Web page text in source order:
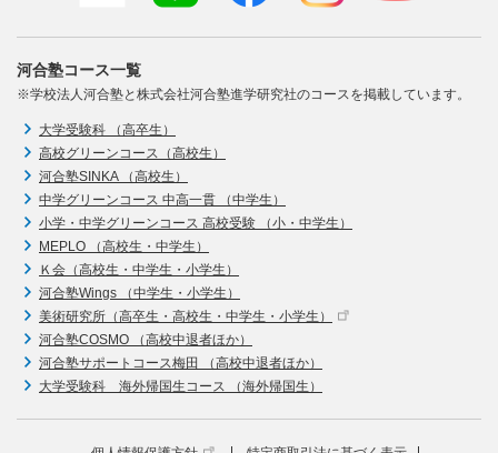
河合塾コース一覧
※学校法人河合塾と株式会社河合塾進学研究社のコースを掲載しています。
大学受験科 （高卒生）
高校グリーンコース（高校生）
河合塾SINKA （高校生）
中学グリーンコース 中高一貫 （中学生）
小学・中学グリーンコース 高校受験 （小・中学生）
MEPLO （高校生・中学生）
Ｋ会（高校生・中学生・小学生）
河合塾Wings （中学生・小学生）
美術研究所（高卒生・高校生・中学生・小学生）
河合塾COSMO （高校中退者ほか）
河合塾サポートコース梅田 （高校中退者ほか）
大学受験科 海外帰国生コース （海外帰国生）